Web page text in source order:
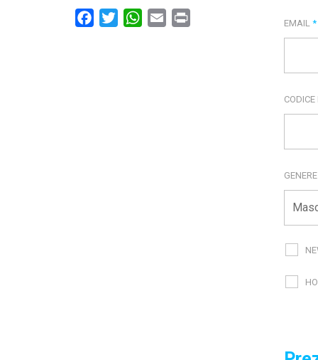
FacebookTwitterWhatsApp
Email EMAIL *